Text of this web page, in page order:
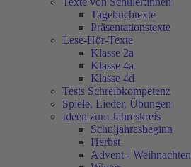
Tagebuchtexte
Präsentationstexte
Lese-Hör-Texte
Klasse 2a
Klasse 4a
Klasse 4d
Tests Schreibkompetenz
Spiele, Lieder, Übungen
Ideen zum Jahreskreis
Schuljahresbeginn
Herbst
Advent - Weihnachten